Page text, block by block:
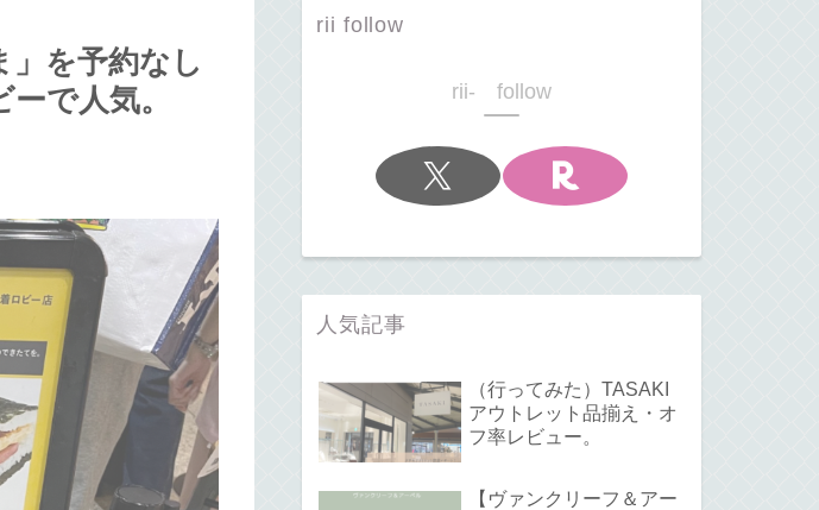
を予約なし
で人気。
rii follow
rii- follow
人気記事
（行ってみた）TASAKI
アウトレット品揃え・オ
フ率レビュー。
【ヴァンクリーフ＆アー